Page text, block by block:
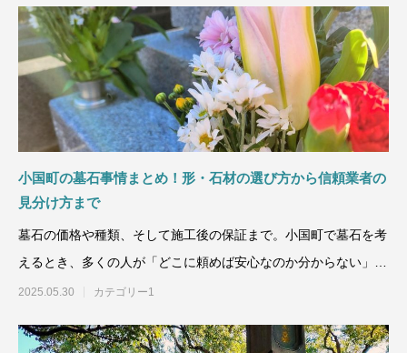
小国町の墓石事情まとめ！形・石材の選び方から信頼業者の
見分け方まで
墓石の価格や種類、そして施工後の保証まで。小国町で墓石を考
えるとき、多くの人が「どこに頼めば安心なのか分からない」
「将来的に追加費用が発生し
2025.05.30 カテゴリー1